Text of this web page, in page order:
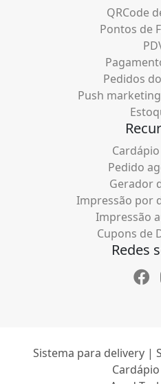
QRCode
Pontos de
Pedidos
Push
Pedido
Gerador
Impressão por
Impressão
Cupons de
Redes
Sistema para delivery |